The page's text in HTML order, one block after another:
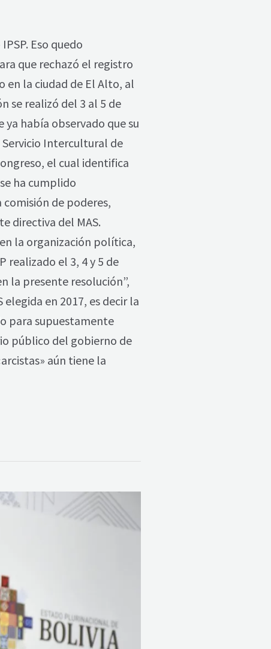
Eso quedo
que rechazó el registro
la ciudad de El Alto, al
se realizó del 3 al 5 de
había observado que su
Intercultural de
el cual identifica
ha cumplido
de poderes,
directiva del MAS.
la organización política,
realizado el 3, 4 y 5 de
la presente resolución”,
en 2017, es decir la
para supuestamente
público del gobierno de
aún tiene la